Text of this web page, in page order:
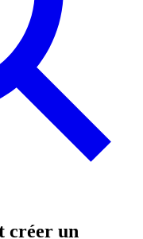
créer un